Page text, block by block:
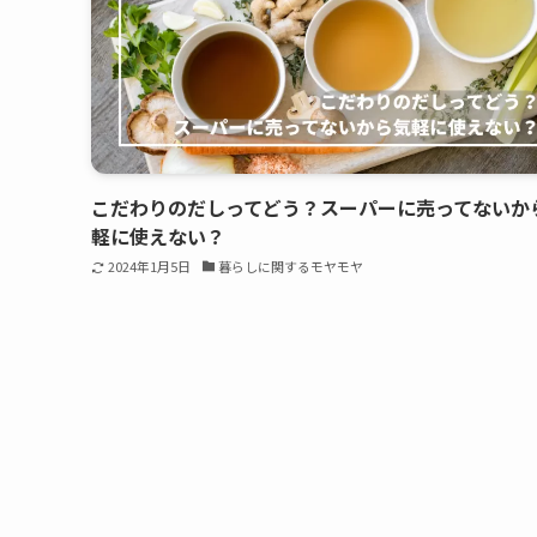
こだわりのだしってどう？スーパーに売ってないか
軽に使えない？
2024年1月5日 暮らしに関するモヤモヤ